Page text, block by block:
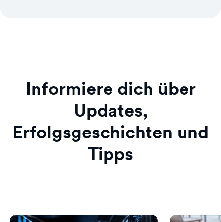
Informiere dich über
Updates,
Erfolgsgeschichten und
Tipps